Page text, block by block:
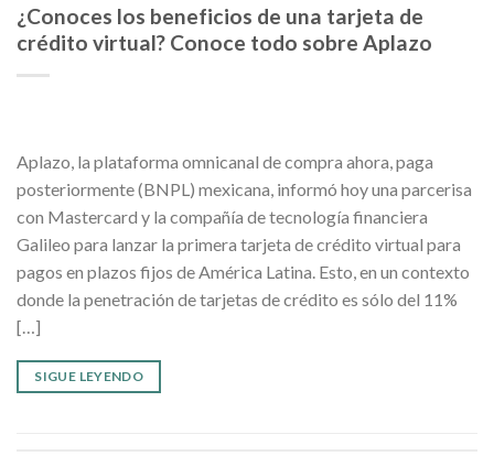
¿Conoces los beneficios de una tarjeta de
crédito virtual? Conoce todo sobre Aplazo
Aplazo, la plataforma omnicanal de compra ahora, paga
posteriormente (BNPL) mexicana, informó hoy una parcerisa
con Mastercard y la compañía de tecnología financiera
Galileo para lanzar la primera tarjeta de crédito virtual para
pagos en plazos fijos de América Latina. Esto, en un contexto
donde la penetración de tarjetas de crédito es sólo del 11%
[…]
SIGUE LEYENDO